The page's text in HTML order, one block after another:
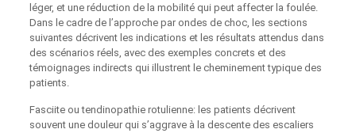
léger, et une réduction de la mobilité qui peut affecter la foulée.
Dans le cadre de l’approche par ondes de choc, les sections
suivantes décrivent les indications et les résultats attendus dans
des scénarios réels, avec des exemples concrets et des
témoignages indirects qui illustrent le cheminement typique des
patients.
Fasciite ou tendinopathie rotulienne: les patients décrivent
souvent une douleur qui s’aggrave à la descente des escaliers